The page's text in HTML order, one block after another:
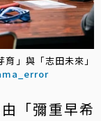
」與「志田未來」
「彌重早希